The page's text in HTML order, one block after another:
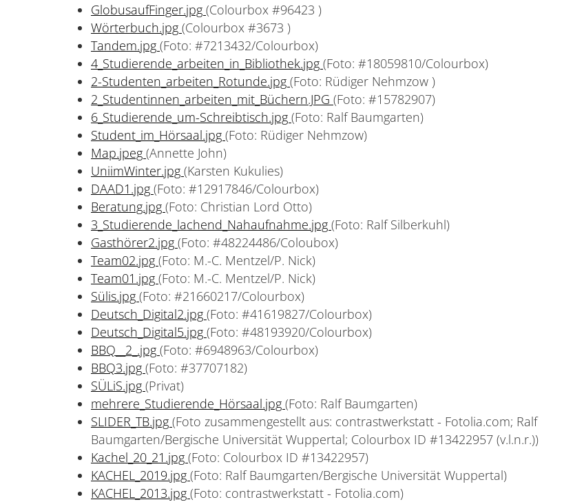
GlobusaufFinger.jpg (Colourbox #96423 )
Wörterbuch.jpg (Colourbox #3673 )
Tandem.jpg (Foto: #7213432/Colourbox)
4_Studierende_arbeiten_in_Bibliothek.jpg (Foto: #18059810/Colourbox)
2-Studenten_arbeiten_Rotunde.jpg (Foto: Rüdiger Nehmzow )
2_Studentinnen_arbeiten_mit_Büchern.JPG (Foto: #15782907)
6_Studierende_um-Schreibtisch.jpg (Foto: Ralf Baumgarten)
Student_im_Hörsaal.jpg (Foto: Rüdiger Nehmzow)
Map.jpeg (Annette John)
UniimWinter.jpg (Karsten Kukulies)
DAAD1.jpg (Foto: #12917846/Colourbox)
Beratung.jpg (Foto: Christian Lord Otto)
3_Studierende_lachend_Nahaufnahme.jpg (Foto: Ralf Silberkuhl)
Gasthörer2.jpg (Foto: #48224486/Coloubox)
Team02.jpg (Foto: M.-C. Mentzel/P. Nick)
Team01.jpg (Foto: M.-C. Mentzel/P. Nick)
Sülis.jpg (Foto: #21660217/Colourbox)
Deutsch_Digital2.jpg (Foto: #41619827/Colourbox)
Deutsch_Digital5.jpg (Foto: #48193920/Colourbox)
BBQ__2_.jpg (Foto: #6948963/Colourbox)
BBQ3.jpg (Foto: #37707182)
SÜLiS.jpg (Privat)
mehrere_Studierende_Hörsaal.jpg (Foto: Ralf Baumgarten)
SLIDER_TB.jpg (Foto zusammengestellt aus: contrastwerkstatt - Fotolia.com; Ralf
Baumgarten/Bergische Universität Wuppertal; Colourbox ID #13422957 (v.l.n.r.))
Kachel_20_21.jpg (Foto: Colourbox ID #13422957)
KACHEL_2019.jpg (Foto: Ralf Baumgarten/Bergische Universität Wuppertal)
KACHEL_2013.jpg (Foto: contrastwerkstatt - Fotolia.com)